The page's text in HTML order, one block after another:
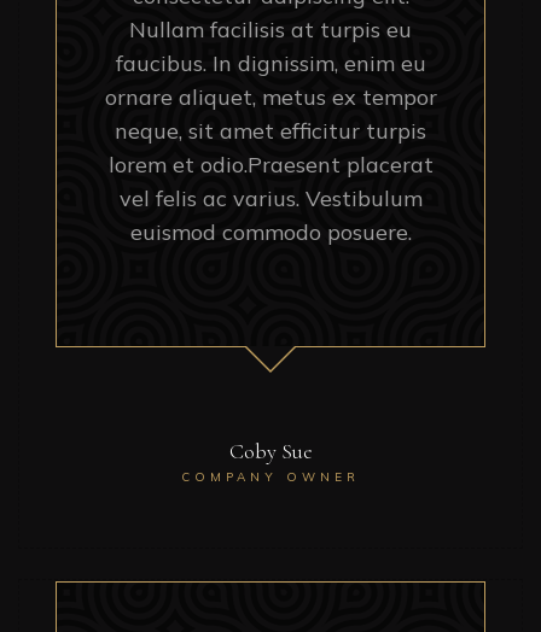
Nullam facilisis at turpis eu
faucibus. In dignissim, enim eu
ornare aliquet, metus ex tempor
neque, sit amet efficitur turpis
lorem et odio.Praesent placerat
vel felis ac varius. Vestibulum
euismod commodo posuere.
Coby Sue
COMPANY OWNER